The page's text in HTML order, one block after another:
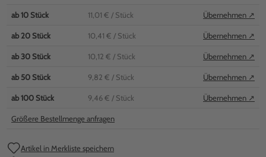
ab10 Stück 11,01 € / Stück Übernehmen ↗
ab 20 Stück 10,41 € / Stück Übernehmen ↗
ab30 Stück 10,12 € / Stück Übernehmen ↗
ab 50 Stück 9,82 € / Stück Übernehmen ↗
ab100 Stück 9,46 € / Stück Übernehmen ↗
Größere Bestellmenge anfragen
Artikel in Merkliste speichern